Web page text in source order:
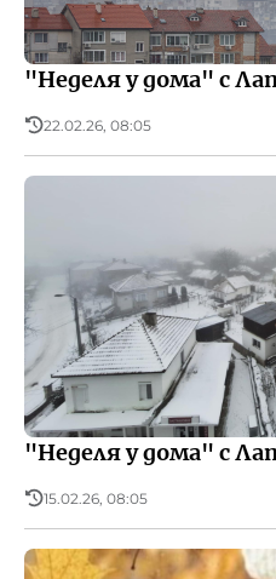
"Неделя у дома" с
22.02.26, 08:05
"Неделя у дома" с
15.02.26, 08:05